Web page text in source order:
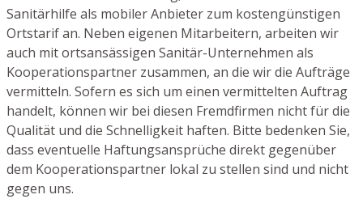
Sanitärhilfe als mobiler Anbieter zum kostengünstigen
Ortstarif an. Neben eigenen Mitarbeitern, arbeiten wir
auch mit ortsansässigen Sanitär-Unternehmen als
Kooperationspartner zusammen, an die wir die Aufträge
vermitteln. Sofern es sich um einen vermittelten Auftrag
handelt, können wir bei diesen Fremdfirmen nicht für die
Qualität und die Schnelligkeit haften. Bitte bedenken Sie,
dass eventuelle Haftungsansprüche direkt gegenüber
dem Kooperationspartner lokal zu stellen sind und nicht
gegen uns.